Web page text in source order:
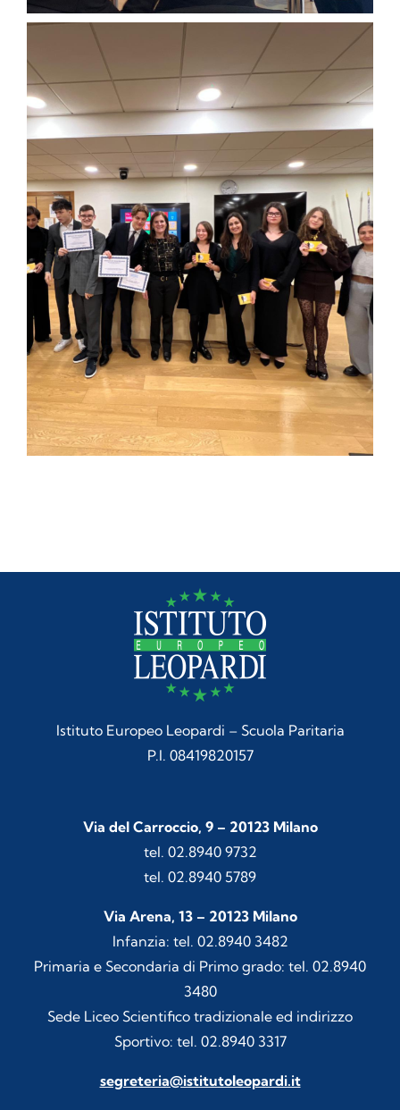
Istituto Europeo Leopardi – Scuola Paritaria
P.I. 08419820157
Via del Carroccio, 9 – 20123 Milano
tel. 02.8940 9732
tel. 02.8940 5789
Via Arena, 13 – 20123 Milano
Infanzia: tel. 02.8940 3482
Primaria e Secondaria di Primo grado: tel. 02.8940
3480
Sede Liceo Scientifico tradizionale ed indirizzo
Sportivo: tel. 02.8940 3317
segreteria@istitutoleopardi.it